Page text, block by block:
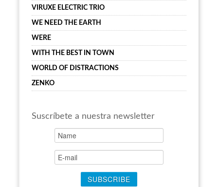
VIRUXE ELECTRIC TRIO
WE NEED THE EARTH
WERE
WITH THE BEST IN TOWN
WORLD OF DISTRACTIONS
ZENKO
Suscríbete a nuestra newsletter